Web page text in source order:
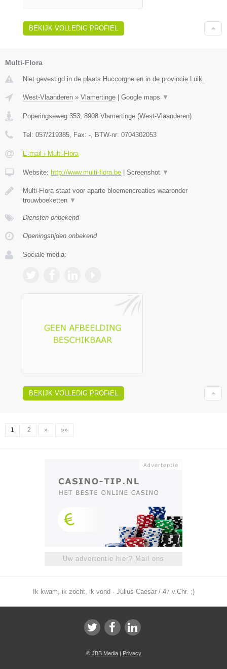
BEKIJK VOLLEDIG PROFIEL
Multi-Flora
Niet gevestigd in de plaats Huccorgne en in de provincie Luik.
West-Vlaanderen » Vlamertinge Google maps ▼
Poperingseweg 353, 8908 Vlamertinge (West-Vlaanderen)
Tel: 057/219385, Fax: -, BTW-nr: 0704302053
E-mail › Multi-Flora
Website: http://www.multi-flora.be Screenshot ▼
Multi-Flora staat voor aparte bloemencreaties waaronder
trouwboeketten ▼
Diensten onbekend
Openingstijden onbekend
Sociale media:
BEKIJK VOLLEDIG PROFIEL
1 2 » »»
Uw advertentie hier? Mail ons
Ik kwam, ik zocht, ik vond - Julius Caesar / 47 v.Chr. ;)
© JBB Media| Privacy